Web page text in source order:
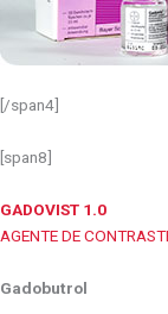
[/span4]
[span8]
GADOVIST 1.0
AGENTE DE
Gadobutrol